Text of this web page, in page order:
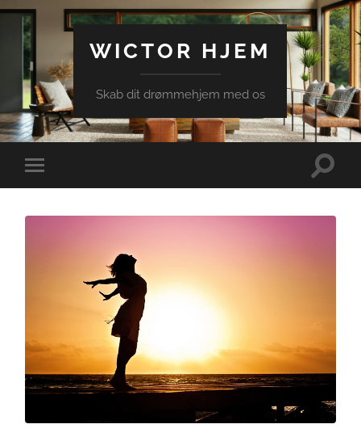
WICTOR HJEM
Skab dit drømmehjem med os
Toggle
mobile
Toggle